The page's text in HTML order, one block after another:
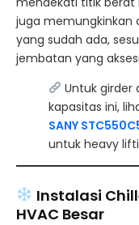
juga memungkinkan
yang sudah ada,
jembatan yang
Untuk girder
kapasitas ini,
SANY
untuk heavy
Instalasi
HVAC Besar